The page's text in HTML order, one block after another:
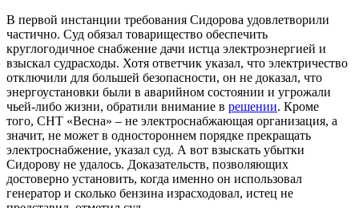
В первой инстанции требования Сидорова удовлетворили
частично. Суд обязал товарищество обеспечить
круглогодичное снабжение дачи истца электроэнергией и
взыскал судрасходы. Хотя ответчик указал, что электричество
отключили для большей безопасности, он не доказал, что
энергоустановки были в аварийном состоянии и угрожали
чьей-либо жизни, обратили внимание в решении. Кроме
того, СНТ «Весна» – не электроснабжающая организация, а
значит, не может в одностороннем порядке прекращать
электроснабжение, указал суд. А вот взыскать убытки
Сидорову не удалось. Доказательств, позволяющих
достоверно установить, когда именно он использовал
генератор и сколько бензина израсходовал, истец не